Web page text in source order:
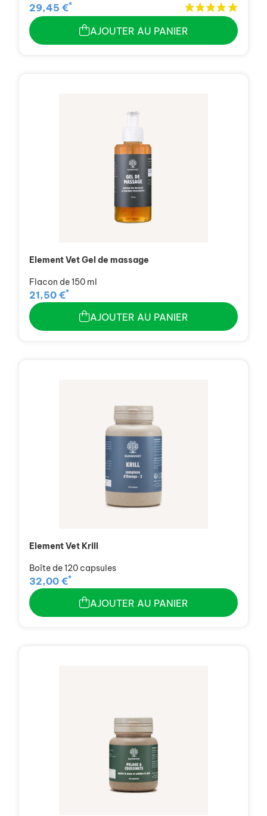
29,45 €*
AJOUTER AU PANIER
Element Vet Gel de massage
Flacon de 150 ml
21,50 €*
AJOUTER AU PANIER
Element Vet Krill
Boîte de 120 capsules
32,00 €*
AJOUTER AU PANIER